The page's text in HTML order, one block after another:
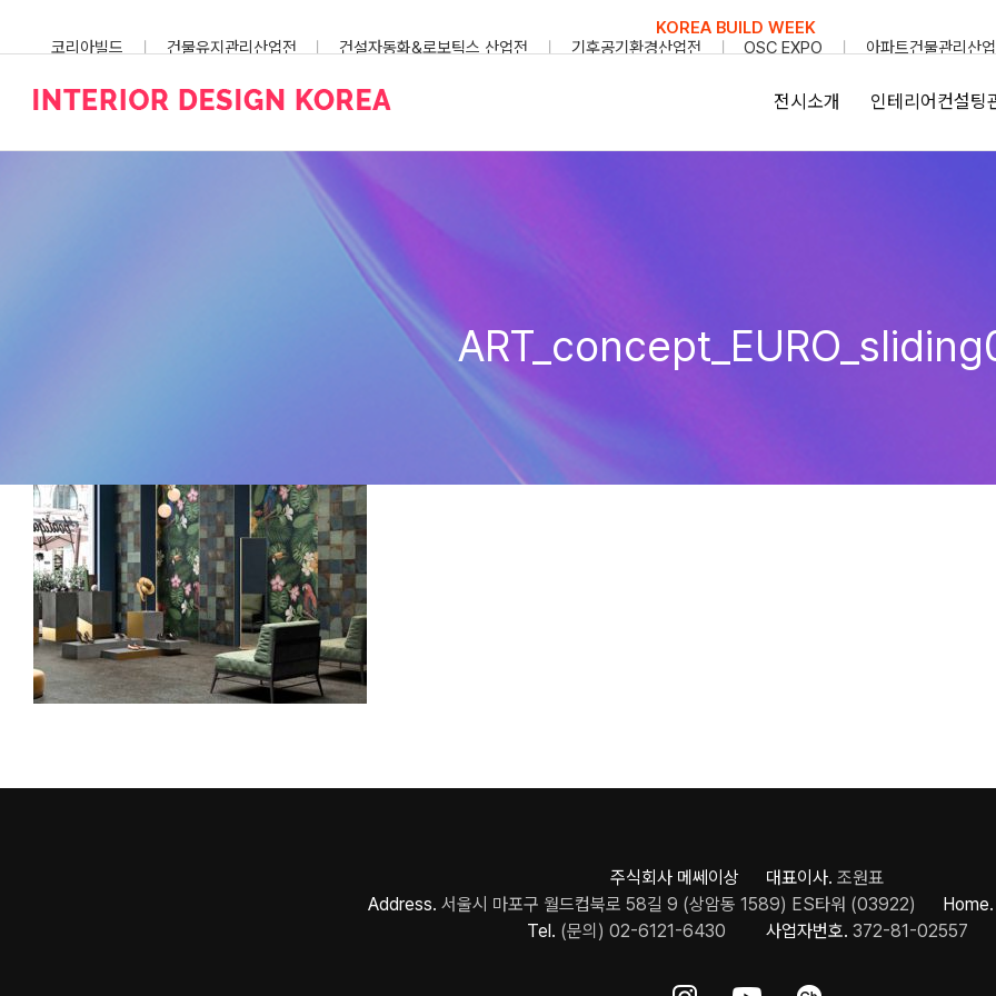
KOREA BUILD WEEK
코리아빌드
건물유지관리산업전 건설자동화&로보틱스 산업전 기후공기환경산업전 OSC EXPO 아파트건물관리산
전시소개 인테리어컨설팅
주식회사 메쎄이상 대표이사. 조원표
Address. 서울시 마포구 월드컵북로 58길 9 (상암동 1589) ES타워 (03922) Home.
Tel. (문의) 02-6121-6430 사업자번호. 372-81-02557